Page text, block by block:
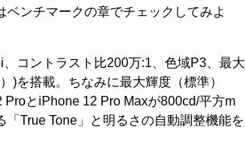
ンチマークの章でチェックしてみよ
コントラスト比200万:1、色域P3、最大
)を搭載。ちなみに最大輝度（標準）
とiPhone 12 Pro Maxが800cd/平方m
True Tone」と明るさの自動調整機能を